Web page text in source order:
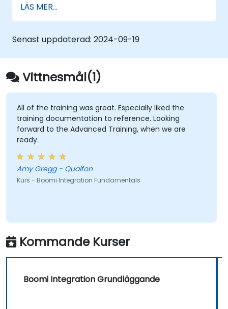
distribuerar integrationsprocesser med
Boomi.
Använd Boomis instrumentpanel och
rapporteringsalternativ för att övervaka
applikationer.
Hantera konfigurationer och
distributioner för Atom, Molecule och
Atom Cloud.
Aktivera webbtjänster och API-
integration och hantering med Boomi.
LÄS MER...
Senast uppdaterad: 2024-09-19
Vittnesmål(1)
All of the training was great. Especially liked the
training documentation to reference. Looking
forward to the Advanced Training, when we are
ready.
Amy Gregg - Qualfon
Kurs - Boomi Integration Fundamentals
Kommande Kurser
Boomi Integration Grundläggande